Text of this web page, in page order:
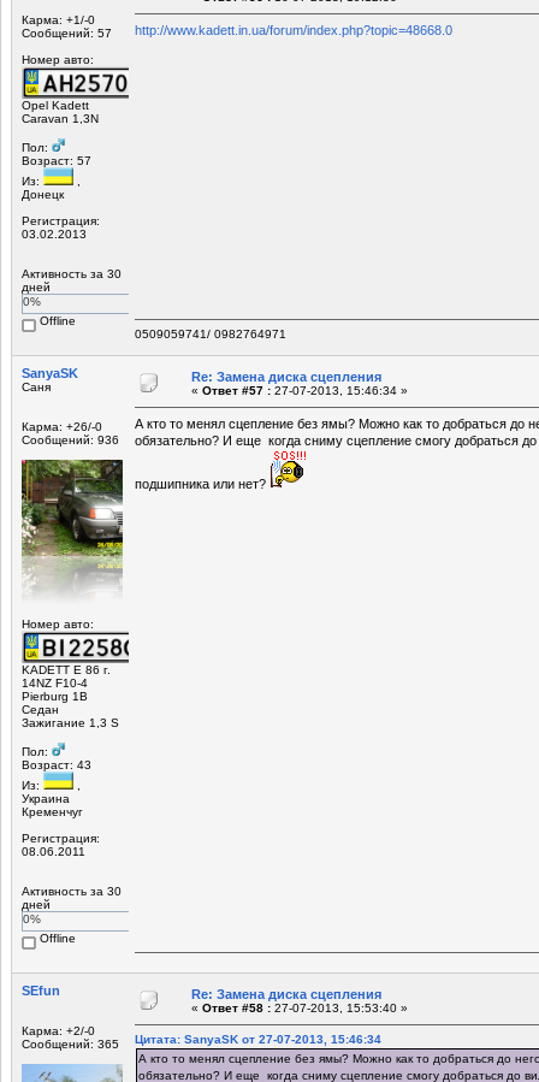
Карма: +1/-0
Сообщений: 57
Номер авто:
Opel Kadett
Caravan 1,3N
Пол:
Возраст: 57
Из:
,
Донецк
Регистрация:
03.02.2013
Активность за 30
дней
0%
Offline
http://www.kadett.in.ua/forum/index.php?topic=48668.0
0509059741/ 0982764971
SanyaSK
Саня
Карма: +26/-0
Сообщений: 936
Номер авто:
KADETT E 86 г.
14NZ F10-4
Pierburg 1B
Седан
Зажигание 1,3 S
Пол:
Возраст: 43
Из:
,
Украина
Кременчуг
Регистрация:
08.06.2011
Активность за 30
дней
0%
Offline
Re: Замена диска сцепления
« Ответ #57 : 27-07-2013, 15:46:34 »
А кто то менял сцепление без ямы? Можно как то добраться до
обязательно? И еще когда сниму сцепление смогу добраться
подшипника или нет?
SEfun
Карма: +2/-0
Сообщений: 365
Re: Замена диска сцепления
« Ответ #58 : 27-07-2013, 15:53:40 »
Цитата: SanyaSK от 27-07-2013, 15:46:34
А кто то менял сцепление без ямы? Можно как то добраться до
обязательно? И еще когда сниму сцепление смогу добраться до